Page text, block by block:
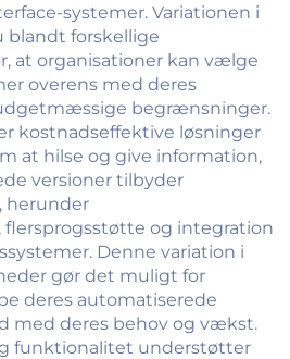
systemer. Variationen i
blandt forskellige
at organisationer kan vælge
overens med deres
begrænsninger.
kostnadseffektive løsninger
at hilse og give information,
versioner tilbyder
herunder
flersprogsstøtte og integration
Denne variation i
gør det muligt for
deres automatiserede
med deres behov og vækst.
funktionalitet understøtter